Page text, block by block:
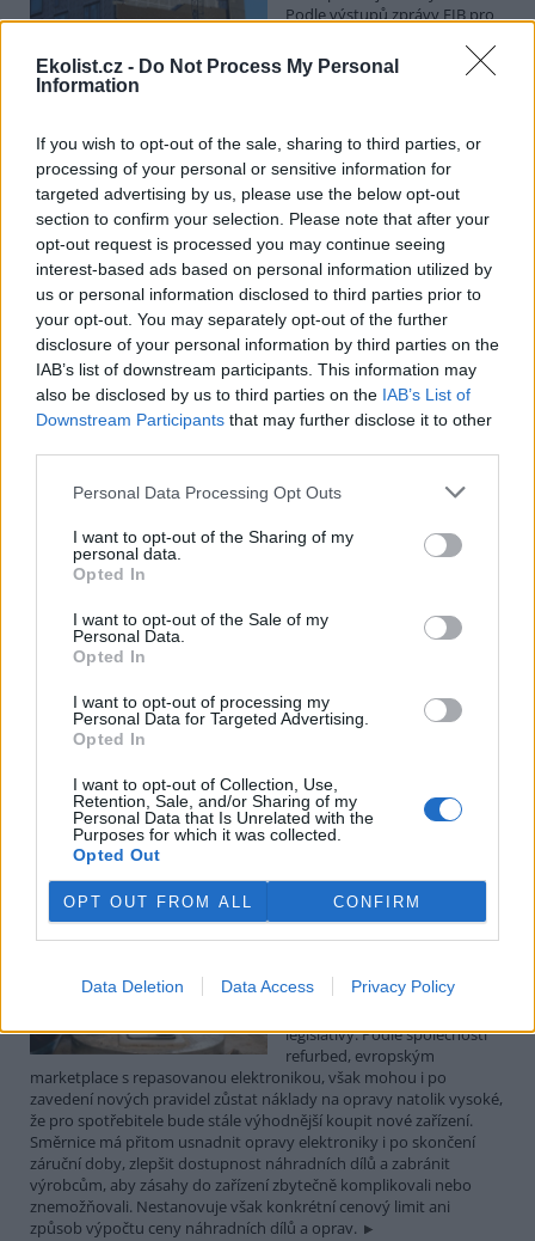
Ekolist.cz - Do Not Process My Personal
Information
If you wish to opt-out of the sale, sharing to third parties, or
processing of your personal or sensitive information for
targeted advertising by us, please use the below opt-out
section to confirm your selection. Please note that after your
opt-out request is processed you may continue seeing
interest-based ads based on personal information utilized by
us or personal information disclosed to third parties prior to
your opt-out. You may separately opt-out of the further
disclosure of your personal information by third parties on the
IAB’s list of downstream participants. This information may
also be disclosed by us to third parties on the IAB’s List of
Downstream Participants that may further disclose it to other
Personal Data Processing Opt Outs
I want to opt-out of the Sharing of my
personal data.
Opted In
I want to opt-out of the Sale of my
Personal Data.
Opted In
I want to opt-out of processing my
Personal Data for Targeted Advertising.
Opted In
I want to opt-out of Collection, Use,
Retention, Sale, and/or Sharing of my
Personal Data that Is Unrelated with the
Purposes for which it was collected.
Opted Out
OPT OUT FROM ALL CONFIRM
Data Deletion Data Access Privacy Policy
Podle výstupů zprávy EIB pro
se to týká přibližně 1,1 milionu lidí, tedy zhruba 40 % osob žijících v
nájmu. K řešení krize dostupnosti bydlení je kromě nové výstavby
centrech obcí, a zároveň snižovat jeho dlouhodobé provozní
náklady. Desetina českých domácností totiž vydává na bydlení více
než 40 % svých příjmů.
Greenpeace: Podpora moratoria na hlubokomořskou
těžbu vzrostla na 46 států. ČR mezi nimi zatím chybí
4.8.2026
Diskuse: 3
Přes víkend skončilo 31. Valné
shromáždění Mezinárodního
úřadu pro mořské dno (ISA),
kde měla své zastoupení i
Česká republika. Zasedání
skončilo zklamáním, protože se vládám členských států nepodařilo
nebudou tolerovány.
Luboš Pavlovič: Veřejnost může do poloviny srpna
připomínkovat plavební kanál u Přelouče
3.8.2026
Diskuse: 16
července 2026 zahájení
zjišťovacího řízení pro záměr
do Pardubic. Veřejnost může své vyjádření k vlivům této stavby na
životní prostředí poslat ministerstvu do 13. srpna 2026.
Kilian Kaminski: Evropa slibuje právo na opravu.
Budou ale opravy skutečně levnější?
1.8.2026
novou evropskou směrnici o
legislativy. Podle společnosti
refurbed, evropským
marketplace s repasovanou elektronikou, však mohou i po
zavedení nových pravidel zůstat náklady na opravy natolik vysoké,
že pro spotřebitele bude stále výhodnější koupit nové zařízení.
Směrnice má přitom usnadnit opravy elektroniky i po skončení
záruční doby, zlepšit dostupnost náhradních dílů a zabránit
výrobcům, aby zásahy do zařízení zbytečně komplikovali nebo
znemožňovali. Nestanovuje však konkrétní cenový limit ani
způsob výpočtu ceny náhradních dílů a oprav.